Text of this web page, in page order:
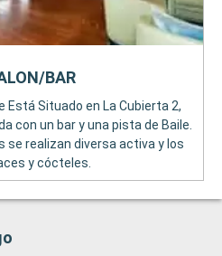
Está Situado en La Cubierta 2,
con un bar y una pista de Baile.
se realizan diversa activa y los
y cócteles.
BAR